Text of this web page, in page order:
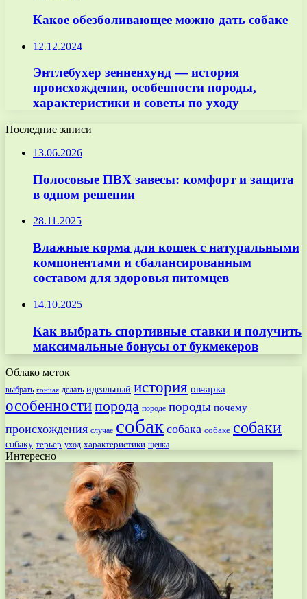
Какое обезболивающее можно дать собаке
12.12.2024
Энтлебухер зенненхунд — история
происхождения, особенности породы,
характеристики и советы по уходу
Последние записи
13.06.2026
Полосовые ПВХ завесы: комфорт и защита
в одном решении
28.11.2025
Влажные корма для кошек с натуральными
компонентами и сбалансированным
составом для здоровья питомцев
14.10.2025
Как выбрать спортивные ставки и получить
максимальные бонусы от букмекеров
Облако меток
выбрать гончая делать идеальный история овчарка
особенностипорода породе породы почему
происхождения случае собак собака собаке собаки
собаку терьер уход характеристики щенка
Интересно